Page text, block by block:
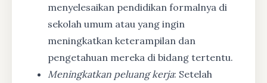
menyelesaikan pendidikan formalnya di
sekolah umum atau yang ingin
meningkatkan keterampilan dan
pengetahuan mereka di bidang tertentu.
Meningkatkan peluang kerja: Setelah